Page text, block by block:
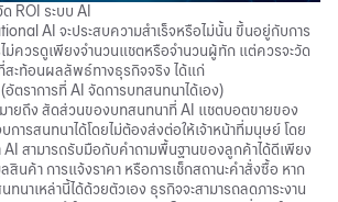
ROI ระบบ AI
AI จะประสบความสำเร็จหรือไม่นั้น ขึ้นอยู่กับการ
ควรดูเพียงจำนวนแชตหรือจำนวนผู้ทัก แต่ควรจะวัด
สะท้อนผลลัพธ์ทางธุรกิจจริง ได้แก่
ตราการที่ AI จัดการบทสนทนาได้เอง)
ยถึง สัดส่วนของบทสนทนาที่ AI แชตบอตขายของ
การสนทนาได้โดยไม่ต้องส่งต่อให้เจ้าหน้าที่มนุษย์ โดย
AI สามารถรับมือกับคำถามพื้นฐานของลูกค้าได้ดีเพียง
สินค้า การแจ้งราคา หรือการเช็กสถานะคำสั่งซื้อ หาก
ทนาเหล่านี้ได้ด้วยตัวเอง ธุรกิจจะสามารถลดภาระงาน